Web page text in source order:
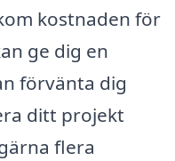
kostnaden för
ge dig en
förvänta dig
ditt projekt
flera